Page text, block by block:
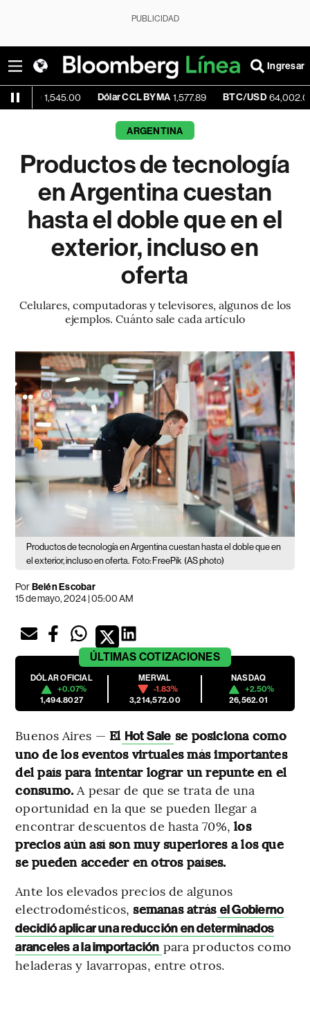
PUBLICIDAD
Ingresar
Dólar CCL BYMA 1,577.89 BTC/USD 64,002.09
ARGENTINA
Productos de tecnología
en Argentina cuestan
hasta el doble que en el
exterior, incluso en
oferta
Celulares, computadoras y televisores, algunos de los
ejemplos. Cuánto sale cada artículo
Productos de tecnología en Argentina cuestan hasta el doble que en
el exterior, incluso en oferta. Foto: FreePik (AS photo)
PorBelén Escobar
15 de mayo, 2024 | 05:00 AM
ÚLTIMAS COTIZACIONES
DÓLAR OFICIAL
+0.07%
1,494.8027
MERVAL
-1.83%
3,214,572.00
NASDAQ
+2.50%
26,562.01
Buenos Aires — El Hot Sale se posiciona como
uno de los eventos virtuales más importantes
del país para intentar lograr un repunte en el
consumo. A pesar de que se trata de una
oportunidad en la que se pueden llegar a
encontrar descuentos de hasta 70%, los
precios aún así son muy superiores a los que
se pueden acceder en otros países.
Ante los elevados precios de algunos
electrodomésticos,semanas atrás el Gobierno
decidió aplicar una reducción en determinados
aranceles a la importación para productos como
heladeras y lavarropas, entre otros.